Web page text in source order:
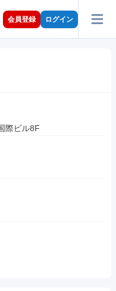
会員登録 ログイン
際ビル8F